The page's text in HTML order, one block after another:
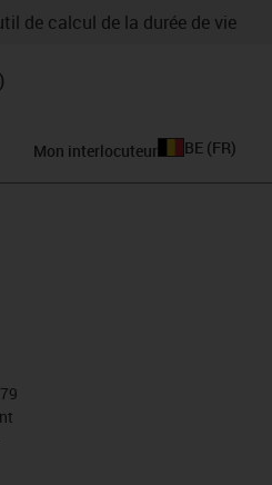
de calcul de la durée de vie
Mon interlocuteur BE (FR)